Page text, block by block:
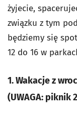
żyjecie,
związku z tym
będziemy się
12 do 16 w
1. Wakacje z
(UWAGA: piknik